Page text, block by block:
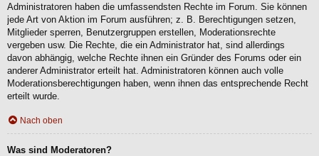
Administratoren haben die umfassendsten Rechte im Forum. Sie können
jede Art von Aktion im Forum ausführen; z. B. Berechtigungen setzen,
Mitglieder sperren, Benutzergruppen erstellen, Moderationsrechte
vergeben usw. Die Rechte, die ein Administrator hat, sind allerdings
davon abhängig, welche Rechte ihnen ein Gründer des Forums oder ein
anderer Administrator erteilt hat. Administratoren können auch volle
Moderationsberechtigungen haben, wenn ihnen das entsprechende Recht
erteilt wurde.
Nach oben
Was sind Moderatoren?